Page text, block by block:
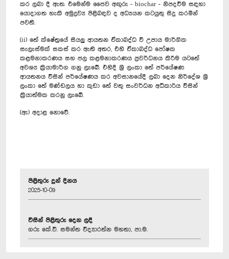
කර ලබා දී ඇත. එමෙන්ම ජෛව අඟුරු - biochar - නිපදවීම සඳහා
යොදාගත හැකි අමුද්‍රව්‍ය පිළිබඳව ද අධ්‍යයන කටයුතු සිදු කරමින්
පවතී.
(ii) තේ ක්ෂේත්‍රයේ සියලු ආයතන ඒකාබද්ධ වී උපාය මාර්ගික
සැලැස්මක් සකස් කර ඇති අතර, එහි ඒකාබද්ධ පෝෂක
කළමනාකරණය සහ ජල කළමනාකරණය ප්‍රවර්ධනය කිරීම යටතේ
අවශ්‍ය ක්‍රියාමාර්ග ගනු ලැබේ. එහිදී ශ්‍රී ලංකා තේ පර්යේෂණ
ආයතනය විසින් පර්යේෂණය කර අවසානයේදී ලබා දෙන නිර්දේශ ශ්‍රී
ලංකා තේ මණ්ඩලය හා කුඩා තේ වතු සංවර්ධන අධිකාරිය විසින්
ක්‍රියාත්මක කරනු ලැබේ.
(ඇ) අදාළ නොවේ.
පිළිතුරු දුන් දිනය
2025-10-09
විසින් පිළිතුරු දෙන ලදී
ගරු කේ.වී. සමන්ත විද්‍යාරත්න මහතා, පා.ම.